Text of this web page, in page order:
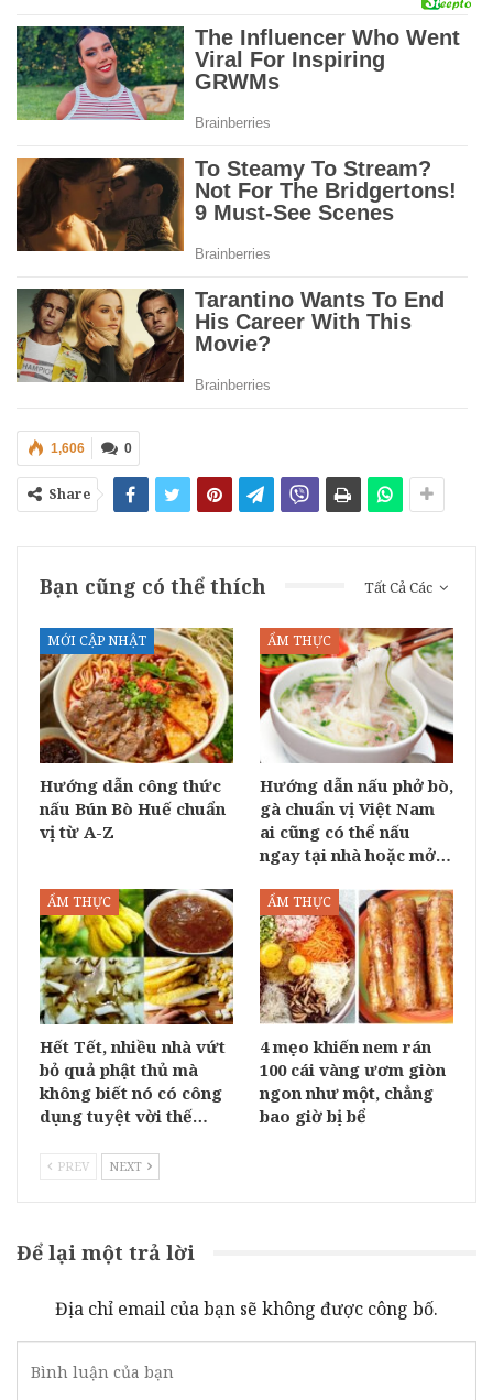
0
1,606
Share
Tất Cả Các
Bạn cũng có thể thích
MỚI CẬP NHẬT
Hướng dẫn công thức
nấu Bún Bò Huế chuẩn
vị từ A-Z
ẨM THỰC
Hướng dẫn nấu phở bò,
gà chuẩn vị Việt Nam
ai cũng có thể nấu
ngay tại nhà hoặc mở…
ẨM THỰC
Hết Tết, nhiều nhà vứt
bỏ quả phật thủ mà
không biết nó có công
dụng tuyệt vời thế…
ẨM THỰC
4 mẹo khiến nem rán
100 cái vàng ươm giòn
ngon như một, chẳng
bao giờ bị bể
PREV NEXT
Để lại một trả lời
Địa chỉ email của bạn sẽ không được công bố.